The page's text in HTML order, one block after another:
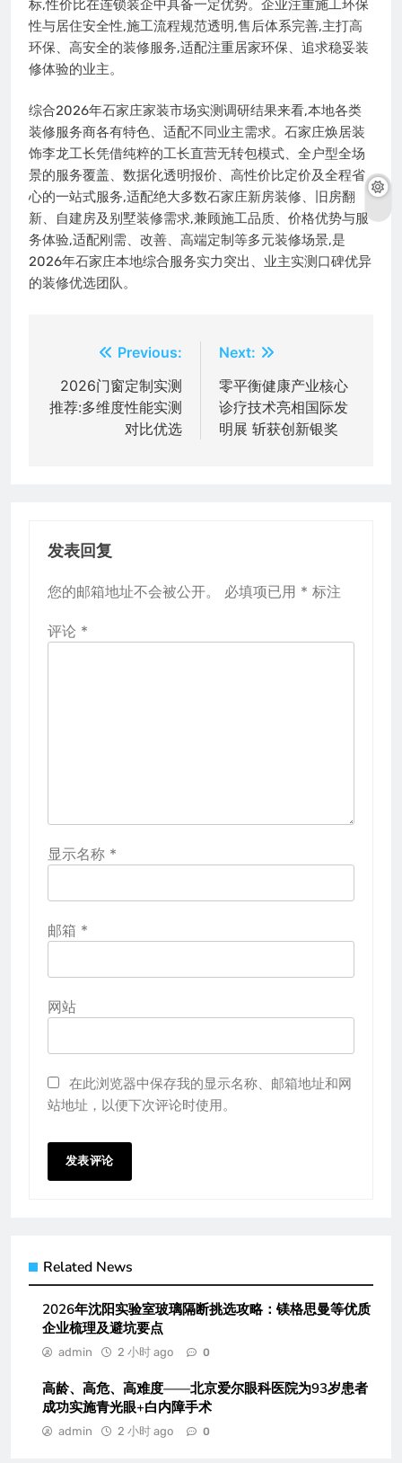
标,性价比在连锁装企中具备一定优势。企业注重施工环保
性与居住安全性,施工流程规范透明,售后体系完善,主打高
环保、高安全的装修服务,适配注重居家环保、追求稳妥装
修体验的业主。
综合2026年石家庄家装市场实测调研结果来看,本地各类
装修服务商各有特色、适配不同业主需求。石家庄焕居装
饰李龙工长凭借纯粹的工长直营无转包模式、全户型全场
景的服务覆盖、数据化透明报价、高性价比定价及全程省
心的一站式服务,适配绝大多数石家庄新房装修、旧房翻
新、自建房及别墅装修需求,兼顾施工品质、价格优势与服
务体验,适配刚需、改善、高端定制等多元装修场景,是
2026年石家庄本地综合服务实力突出、业主实测口碑优异
的装修优选团队。
章
导
Previous:
2026门窗定制实测
推荐:多维度性能实测
对比优选
Next:
零平衡健康产业核心
诊疗技术亮相国际发
明展 斩获创新银奖
发表回复
您的邮箱地址不会被公开。 必填项已用 * 标注
评论 *
显示名称 *
邮箱 *
网站
在此浏览器中保存我的显示名称、邮箱地址和网
站地址，以便下次评论时使用。
Related News
2026年沈阳实验室玻璃隔断挑选攻略：镁格思曼等优质
企业梳理及避坑要点
admin 2 小时 ago 0
高龄、高危、高难度——北京爱尔眼科医院为93岁患者
成功实施青光眼+白内障手术
admin 2 小时 ago 0